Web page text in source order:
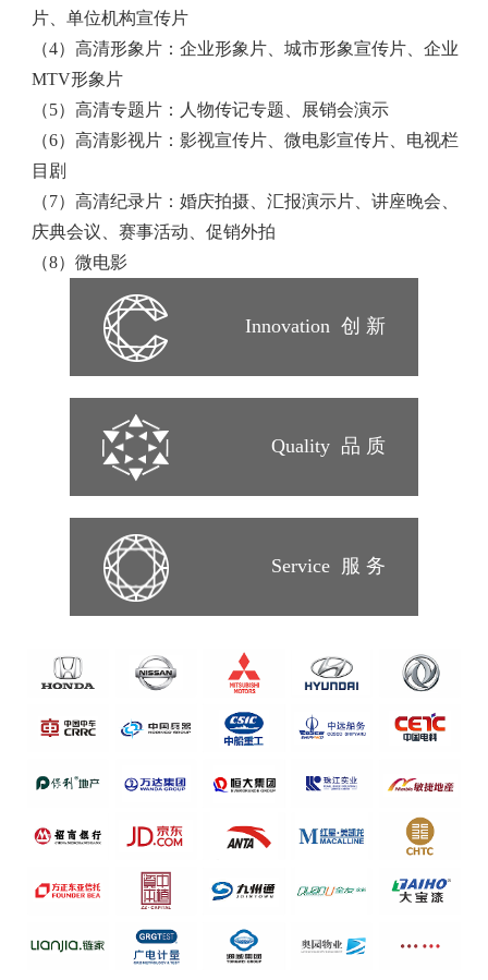
片、单位机构宣传片
（4）高清形象片：企业形象片、城市形象宣传片、企业
MTV形象片
（5）高清专题片：人物传记专题、展销会演示
（6）高清影视片：影视宣传片、微电影宣传片、电视栏
目剧
（7）高清纪录片：婚庆拍摄、汇报演示片、讲座晚会、
庆典会议、赛事活动、促销外拍
（8）微电影
Innovation 创 新​
Quality 品 质​
Service 服 务​